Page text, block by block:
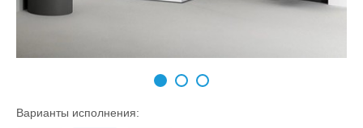
Варианты исполнения: